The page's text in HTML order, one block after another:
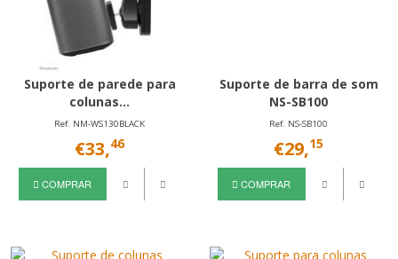
Suporte de parede para
colunas...
Ref. NM-WS130BLACK
€33,46
COMPRAR
Suporte de barra de som
NS-SB100
Ref. NS-SB100
€29,15
COMPRAR